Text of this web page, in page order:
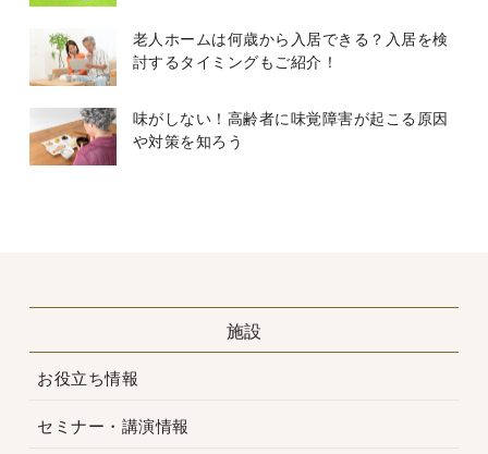
老人ホームは何歳から入居できる？入居を検
討するタイミングもご紹介！
味がしない！高齢者に味覚障害が起こる原因
や対策を知ろう
施設
お役立ち情報
セミナー・講演情報